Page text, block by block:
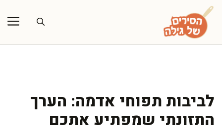
לדלג
לתוכן
לביבות תפוחי אדמה: הערך
התזונתי שמפתיע אתכם